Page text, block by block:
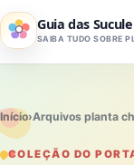
Pular para o
Guia das
Início›Arquivos planta
COLEÇÃO DO